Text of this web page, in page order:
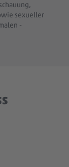
sexueller
-